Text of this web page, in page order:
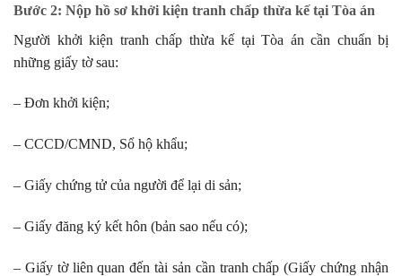
Bước 2: Nộp hồ sơ khởi kiện tranh chấp thừa kế tại Tòa án
Người khởi kiện tranh chấp thừa kế tại Tòa án cần chuẩn bị
những giấy tờ sau:
– Đơn khởi kiện;
– CCCD/CMND, Sổ hộ khẩu;
– Giấy chứng tử của người để lại di sản;
– Giấy đăng ký kết hôn (bản sao nếu có);
– Giấy tờ liên quan đến tài sản cần tranh chấp (Giấy chứng nhận